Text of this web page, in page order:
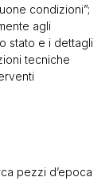
condizioni”;
agli
stato e i dettagli
tecniche
pezzi d’epoca